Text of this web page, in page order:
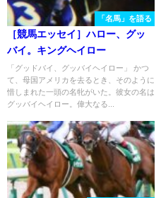
「名馬」を語る
［競馬エッセイ］ハロー、グッ
バイ。キングヘイロー
「グッドバイ、グッバイヘイロー」 かつ
て、母国アメリカを去るとき、そのように
惜しまれた一頭の名牝がいた。彼女の名は
グッバイヘイロー。偉大なる...